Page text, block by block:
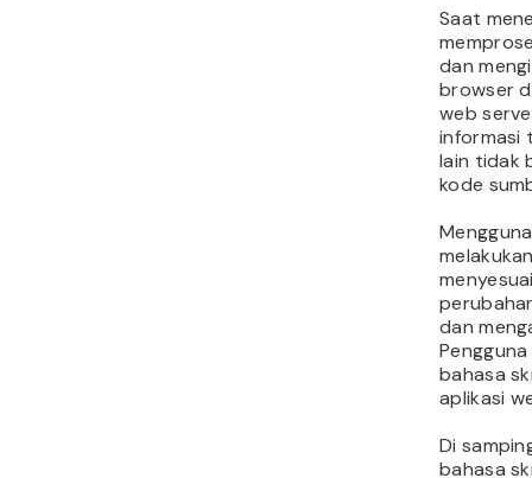
Saat
dan
browser
web
informasi
lain tidak
kode
dan
bahasa
aplikasi
Di
bahasa